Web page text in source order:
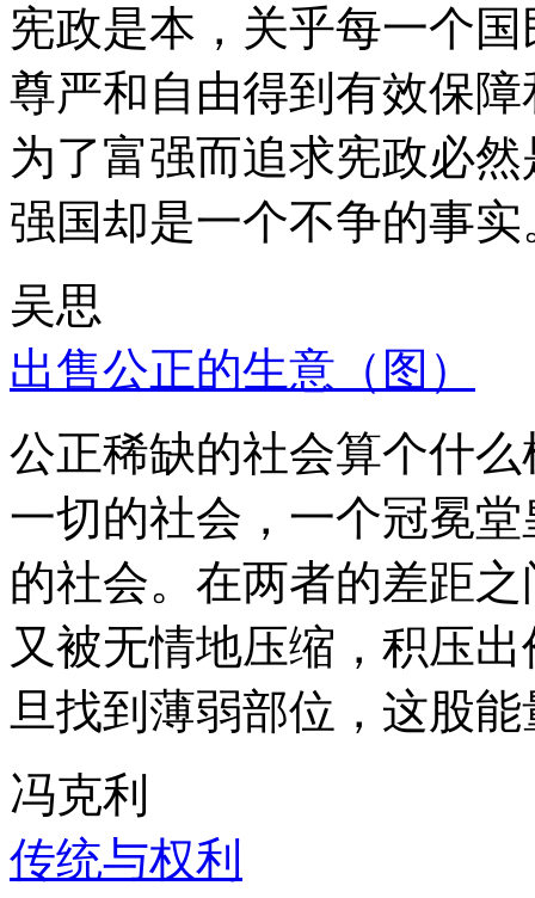
宪政是本，关乎每一个
尊严和自由得到有效保
为了富强而追求宪政必
强国却是一个不争的事实
吴思
出售公正的生意（图）
公正稀缺的社会算个什
一切的社会，一个冠冕
的社会。在两者的差距
又被无情地压缩，积压
旦找到薄弱部位，这股
冯克利
传统与权利